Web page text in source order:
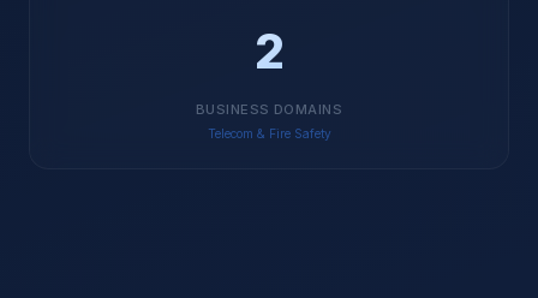
2
BUSINESS DOMAINS
Telecom & Fire Safety